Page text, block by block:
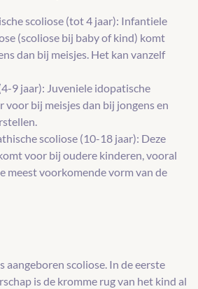
scoliose (tot 4 jaar): Infantiele
(scoliose bij baby of kind) komt
dan bij meisjes. Het kan vanzelf
9 jaar): Juveniele idopatische
voor bij meisjes dan bij jongens en
scoliose (10-18 jaar): Deze
voor bij oudere kinderen, vooral
meest voorkomende vorm van de
aangeboren scoliose. In de eerste
is de kromme rug van het kind al